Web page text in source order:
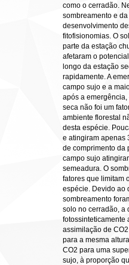
como o cerradão.
sombreamento e
desenvolvimento
fitofisionomias. O
parte da estação
afetaram o
longo da estação
rapidamente. A
campo sujo e a
após a emergência,
seca não foi um
ambiente florestal
desta espécie.
e atingiram apenas
de comprimento da
campo sujo
semeadura. O
fatores que limitam
espécie. Devido ao
sombreamento
solo no cerradão, a
fotossinteticamente
assimilação de
para a mesma
CO2 para uma
sujo, à proporção